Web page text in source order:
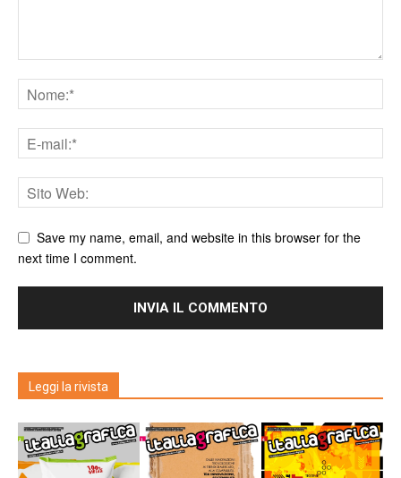
Save my name, email, and website in this browser for the
next time I comment.
Leggi la rivista